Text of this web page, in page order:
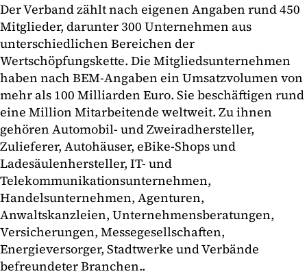
Der Verband zählt nach eigenen Angaben rund 450
Mitglieder, darunter 300 Unternehmen aus
unterschiedlichen Bereichen der
Wertschöpfungskette. Die Mitgliedsunternehmen
haben nach BEM-Angaben ein Umsatzvolumen von
mehr als 100 Milliarden Euro. Sie beschäftigen rund
eine Million Mitarbeitende weltweit. Zu ihnen
gehören Automobil- und Zweiradhersteller,
Zulieferer, Autohäuser, eBike-Shops und
Ladesäulenhersteller, IT- und
Telekommunikationsunternehmen,
Handelsunternehmen, Agenturen,
Anwaltskanzleien, Unternehmensberatungen,
Versicherungen, Messegesellschaften,
Energieversorger, Stadtwerke und Verbände
befreundeter Branchen..